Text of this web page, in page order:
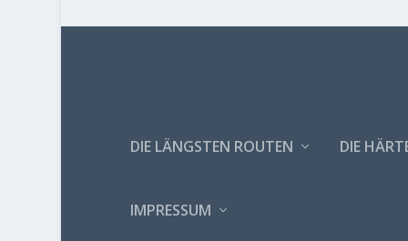
DIE LÄNGSTEN ROUTEN DIE
IMPRESSUM